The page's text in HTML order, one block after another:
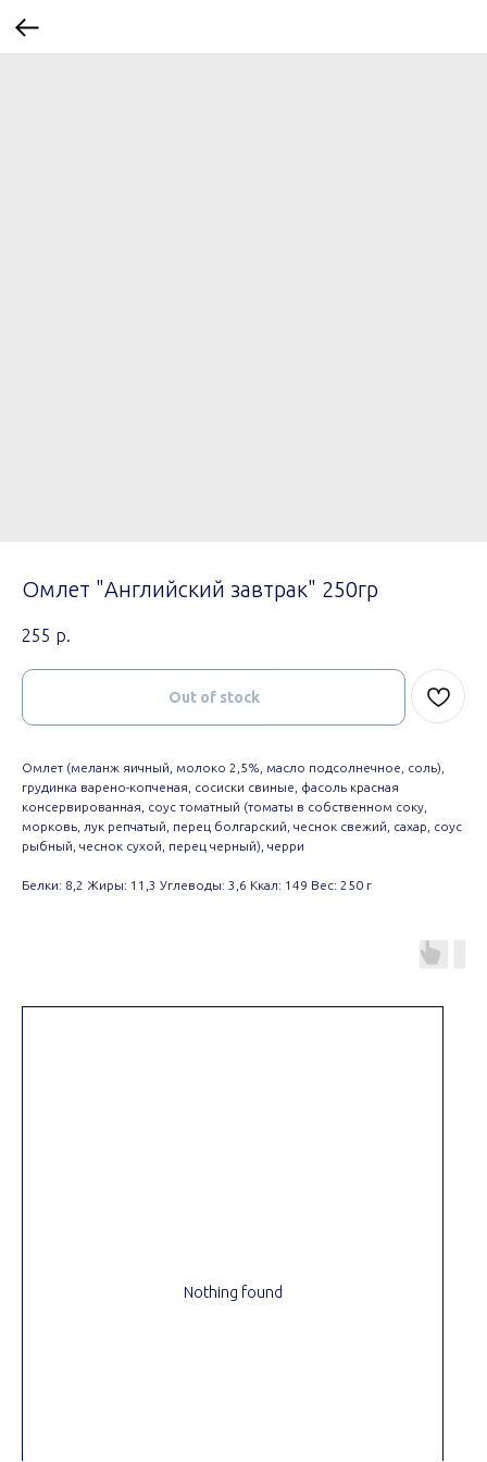
Омлет "Английский завтрак" 250гр
255 р.
Out of stock
Омлет (меланж яичный, молоко 2,5%, масло подсолнечное, соль),
грудинка варено-копченая, сосиски свиные, фасоль красная
консервированная, соус томатный (томаты в собственном соку,
морковь, лук репчатый, перец болгарский, чеснок свежий, сахар, соус
рыбный, чеснок сухой, перец черный), черри
Белки: 8,2 Жиры: 11,3 Углеводы: 3,6 Ккал: 149 Вес: 250 г
Nothing found